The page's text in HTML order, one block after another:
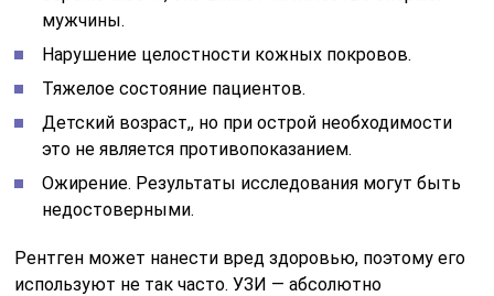
мужчины.
Нарушение целостности кожных покровов.
Тяжелое состояние пациентов.
Детский возраст,, но при острой необходимости
это не является противопоказанием.
Ожирение. Результаты исследования могут быть
недостоверными.
Рентген может нанести вред здоровью, поэтому его
используют не так часто. УЗИ — абсолютно